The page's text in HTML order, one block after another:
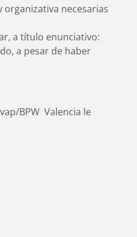
necesarias
a título enunciativo:
a pesar de haber
BPW Valencia le